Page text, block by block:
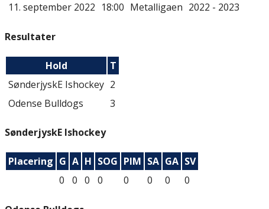
11. september 2022 18:00 Metalligaen 2022 - 2023
Resultater
Hold
T
SønderjyskE Ishockey 2
Odense Bulldogs
3
SønderjyskE Ishockey
Placering G A H SOG PIM SA GA SV
0
0 0 0 0 0 0 0